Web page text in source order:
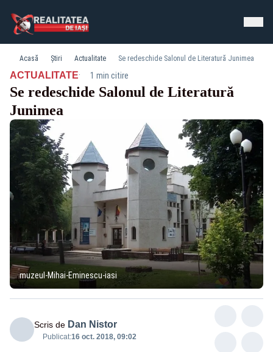
Acasă Știri Actualitate Se redeschide Salonul de Literatură Junimea
ACTUALITATE· 1 min citire
Se redeschide Salonul de Literatură
Junimea
muzeul-Mihai-Eminescu-iasi
Scris de Dan Nistor
Publicat:16 oct. 2018, 09:02